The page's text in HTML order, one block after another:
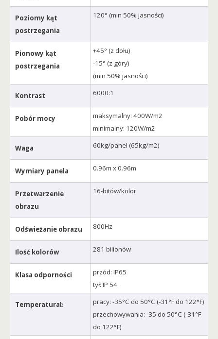
Poziomy kąt
postrzegania
120° (min 50% jasności)
Pionowy kąt
postrzegania
+45° (z dołu)
-15° (z góry)
(min 50% jasności)
Kontrast 6000:1
Pobór mocy
maksymalny: 400W/m2
minimalny: 120W/m2
Waga 60kg/panel (65kg/m2)
Wymiary panela 0.96m x 0.96m
Przetwarzenie
obrazu
16-bitów/kolor
Odświeżanie obrazu 800Hz
Ilość kolorów 281 bilionów
Klasa odporności
przód: IP65
tył: IP 54
Temperaturab
pracy: -35°C do 50°C (-31°F do 122°F)
przechowywania: -35 do 50°C (-31°F
do 122°F)